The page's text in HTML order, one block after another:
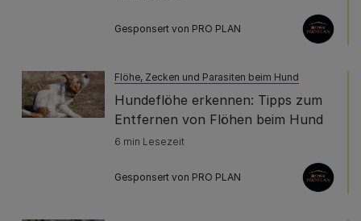
Gesponsert von PRO PLAN
Flöhe, Zecken und Parasiten beim Hund
Hundeflöhe erkennen: Tipps zum
Entfernen von Flöhen beim Hund
6 min Lesezeit
Gesponsert von PRO PLAN